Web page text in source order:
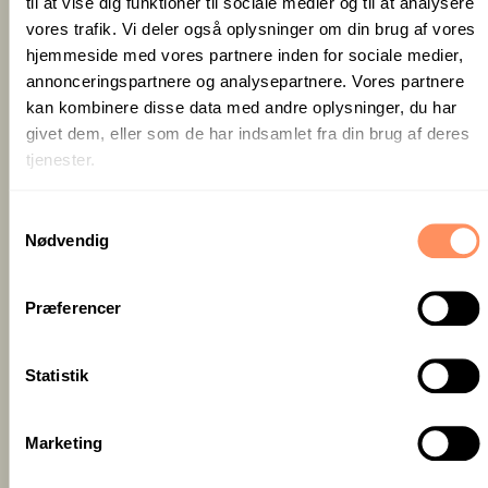
vores trafik. Vi deler også oplysninger om din brug af vores
hjemmeside med vores partnere inden for sociale medier,
annonceringspartnere og analysepartnere. Vores partnere
kan kombinere disse data med andre oplysninger, du har
givet dem, eller som de har indsamlet fra din brug af deres
tjenester.
Nødvendig
Præferencer
Statistik
Marketing
Venlig hilsen,Navn
Dårlig mødeindkaldelse:
Møde tirsdag kl. 10
Hej,
Vi mødes tirsdag kl. 10. Vi tager det, som det kommer.
HilsenNavn
giver deltagerne mulighed for at forberede sig, mens
den dårlige efterlader spørgsmål og skaber forvirring.
ikke svarer?
mødeindkaldelse, kan du følge op med en venlig